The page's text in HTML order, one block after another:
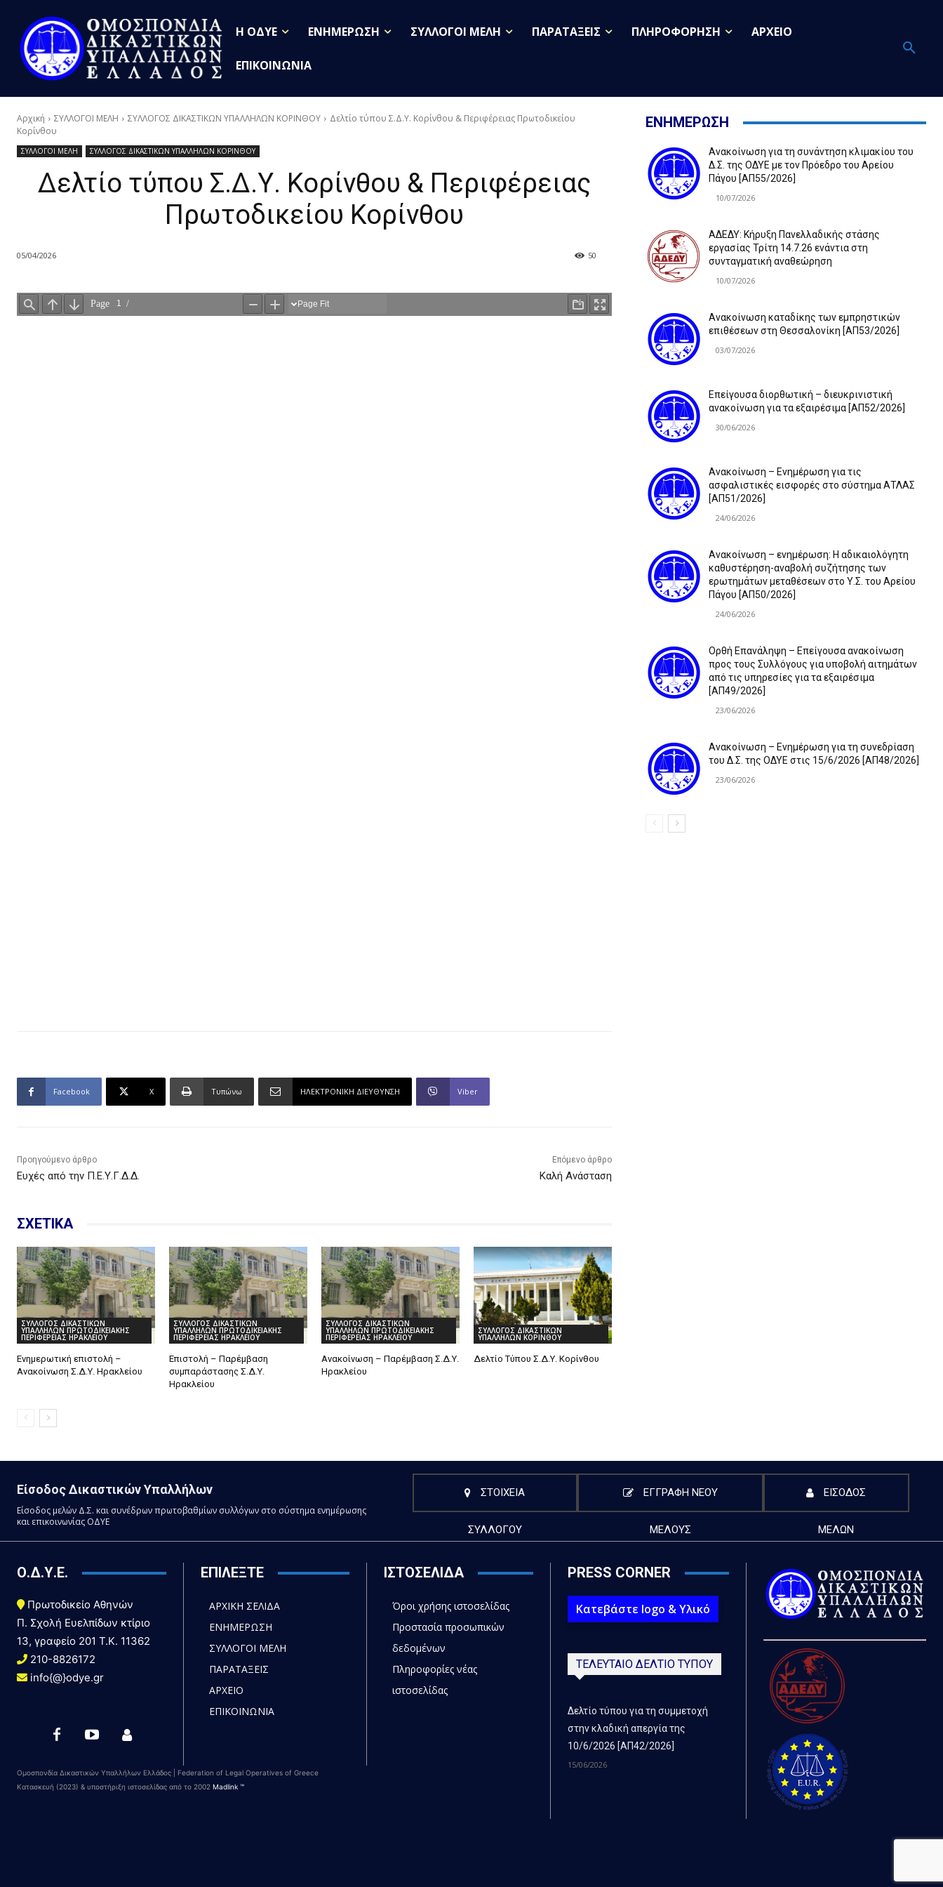
Η ΟΔΥΕ ΕΝΗΜΕΡΩΣΗ ΣΥΛΛΟΓΟΙ ΜΕΛΗ ΠΑΡΑΤΑΞΕΙΣ ΠΛΗΡΟΦΟΡΗΣΗ ΑΡΧΕΙΟ
ΕΠΙΚΟΙΝΩΝΙΑ
Αρχική ΣΥΛΛΟΓΟΙ ΜΕΛΗ ΣΥΛΛΟΓΟΣ ΔΙΚΑΣΤΙΚΩΝ ΥΠΑΛΛΗΛΩΝ ΚΟΡΙΝΘΟΥ
Δελτίο τύπου Σ.Δ.Υ. Κορίνθου & Περιφέρειας Πρωτοδικείου
Κορίνθου
ΣΥΛΛΟΓΟΙ ΜΕΛΗ ΣΥΛΛΟΓΟΣ ΔΙΚΑΣΤΙΚΩΝ ΥΠΑΛΛΗΛΩΝ ΚΟΡΙΝΘΟΥ
Δελτίο τύπου Σ.Δ.Υ. Κορίνθου & Περιφέρειας
Πρωτοδικείου Κορίνθου
50
05/04/2026
Facebook X Τυπώνω ΗΛΕΚΤΡΟΝΙΚΗ ΔΙΕΥΘΥΝΣΗ Viber
Προηγούμενο άρθρο
Ευχές από την Π.Ε.Υ.Γ.Δ.Δ.
Επόμενο άρθρο
Καλή Ανάσταση
ΣΧΕΤΙΚΑ
ΣΥΛΛΟΓΟΣ ΔΙΚΑΣΤΙΚΩΝ
ΥΠΑΛΛΗΛΩΝ ΠΡΩΤΟΔΙΚΕΙΑΚΗΣ
ΠΕΡΙΦΕΡΕΙΑΣ ΗΡΑΚΛΕΙΟΥ
Ενημερωτική επιστολή –
Ανακοίνωση Σ.Δ.Υ. Ηρακλείου
ΣΥΛΛΟΓΟΣ ΔΙΚΑΣΤΙΚΩΝ
ΥΠΑΛΛΗΛΩΝ ΠΡΩΤΟΔΙΚΕΙΑΚΗΣ
ΠΕΡΙΦΕΡΕΙΑΣ ΗΡΑΚΛΕΙΟΥ
Επιστολή – Παρέμβαση
συμπαράστασης Σ.Δ.Υ.
Ηρακλείου
ΣΥΛΛΟΓΟΣ ΔΙΚΑΣΤΙΚΩΝ
ΥΠΑΛΛΗΛΩΝ ΠΡΩΤΟΔΙΚΕΙΑΚΗΣ
ΠΕΡΙΦΕΡΕΙΑΣ ΗΡΑΚΛΕΙΟΥ
Ανακοίνωση – Παρέμβαση Σ.Δ.Υ.
Ηρακλείου
ΣΥΛΛΟΓΟΣ ΔΙΚΑΣΤΙΚΩΝ
ΥΠΑΛΛΗΛΩΝ ΚΟΡΙΝΘΟΥ
Δελτίο Τύπου Σ.Δ.Υ. Κορίνθου
ΕΝΗΜΕΡΩΣΗ
Ανακοίνωση για τη συνάντηση κλιμακίου του
Δ.Σ. της ΟΔΥΕ με τον Πρόεδρο του Αρείου
Πάγου [ΑΠ55/2026]
10/07/2026
ΑΔΕΔΥ: Κήρυξη Πανελλαδικής στάσης
εργασίας Τρίτη 14.7.26 ενάντια στη
συνταγματική αναθεώρηση
10/07/2026
Ανακοίνωση καταδίκης των εμπρηστικών
επιθέσεων στη Θεσσαλονίκη [ΑΠ53/2026]
03/07/2026
Επείγουσα διορθωτική – διευκρινιστική
ανακοίνωση για τα εξαιρέσιμα [ΑΠ52/2026]
30/06/2026
Ανακοίνωση – Ενημέρωση για τις
ασφαλιστικές εισφορές στο σύστημα ΑΤΛΑΣ
[ΑΠ51/2026]
24/06/2026
Ανακοίνωση – ενημέρωση: Η αδικαιολόγητη
καθυστέρηση-αναβολή συζήτησης των
ερωτημάτων μεταθέσεων στο Υ.Σ. του Αρείου
Πάγου [ΑΠ50/2026]
24/06/2026
Ορθή Επανάληψη – Επείγουσα ανακοίνωση
προς τους Συλλόγους για υποβολή αιτημάτων
από τις υπηρεσίες για τα εξαιρέσιμα
[ΑΠ49/2026]
23/06/2026
Ανακοίνωση – Ενημέρωση για τη συνεδρίαση
του Δ.Σ. της ΟΔΥΕ στις 15/6/2026 [ΑΠ48/2026]
23/06/2026
Είσοδος Δικαστικών Υπαλλήλων
Είσοδος μελών Δ.Σ. και συνέδρων πρωτοβαθμίων συλλόγων στο σύστημα ενημέρωσης
και επικοινωνίας ΟΔΥΕ
ΣΤΟΙΧΕΙΑ
ΣΥΛΛΟΓΟΥ
ΕΓΓΡΑΦΗ ΝΕΟΥ
ΜΕΛΟΥΣ
ΕΙΣΟΔΟΣ
ΜΕΛΩΝ
Ο.Δ.Υ.Ε.
Πρωτοδικείο Αθηνών
Π. Σχολή Ευελπίδων κτίριο
13, γραφείο 201 T.K. 11362
210-8826172
info{@}odye.gr
ΕΠΙΛΕΞΤΕ
ΑΡΧΙΚΗ ΣΕΛΙΔΑ
ΕΝΗΜΕΡΩΣΗ
ΣΥΛΛΟΓΟΙ ΜΕΛΗ
ΠΑΡΑΤΑΞΕΙΣ
ΑΡΧΕΙΟ
ΕΠΙΚΟΙΝΩΝΙΑ
ΙΣΤΟΣΕΛΙΔΑ
Όροι χρήσης ιστοσελίδας
Προστασία προσωπικών
δεδομένων
Πληροφορίες νέας
ιστοσελίδας
Ομοσπονδία Δικαστικών Υπαλλήλων Ελλάδος | Federation of Legal Operatives of Greece
Κατασκευή (2023) & υποστήριξη ιστοσελίδας από το 2002 Madlink ™
PRESS CORNER
Κατεβάστε logo & Υλικό
ΤΕΛΕΥΤΑΙΟ ΔΕΛΤΙΟ ΤΥΠΟΥ
Δελτίο τύπου για τη συμμετοχή
στην κλαδική απεργία της
10/6/2026 [ΑΠ42/2026]
15/06/2026